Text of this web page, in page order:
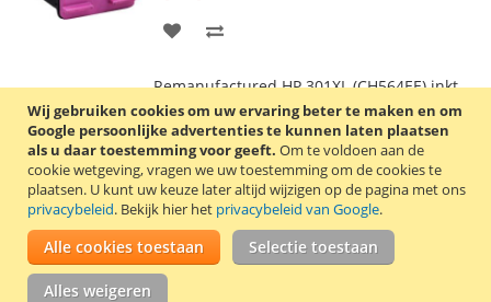
Wij gebruiken cookies om uw ervaring beter te maken en om
Google persoonlijke advertenties te kunnen laten plaatsen
als u daar toestemming voor geeft. Om te voldoen aan de
cookie wetgeving, vragen we uw toestemming om de cookies te
plaatsen. U kunt uw keuze later altijd wijzigen op de pagina met ons
privacybeleid. Bekijk hier het privacybeleid van Google.
Alle cookies toestaan Selectie toestaan
Alles weigeren
VOEG
AAN
VERLANGLIJST
TE
VERGELIJKEN
Remanufactured HP 301XL (CH564EE) inkt
cartridge met inktniveau weergave. Inhoud:
18 ml. Deze cartridge bevat de kleuren
cyaan, magenta en geel.
Niet geschikt voor HP ENVY en HP
Officejet!
Goede kwaliteit en 2 jaar garantie!
verder